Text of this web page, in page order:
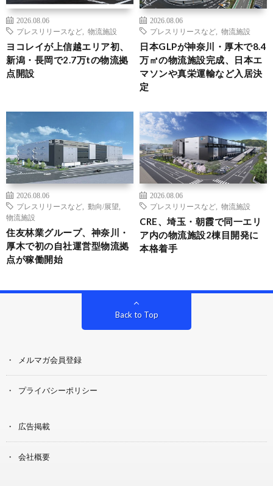
2026.08.06
プレスリリースなど
物流施設
ヨコレイが上信越エリア初、
新潟・長岡で2.7万tの物流拠
点開設
2026.08.06
プレスリリースなど
物流施設
日本GLPが神奈川・厚木で8.4
万㎡の物流施設完成、日本エ
マソンや真栄運輸など入居決
定
2026.08.06
プレスリリースなど
動向/展望
物流施設
住友林業グループ、神奈川・
厚木で初の自社運営型物流拠
点が稼働開始
2026.08.06
プレスリリースなど
物流施設
CRE、埼玉・朝霞で同一エリ
ア内の物流施設2棟目開発に
本格着手
Back to Top
メルマガ会員登録
プライバシーポリシー
広告掲載
会社概要